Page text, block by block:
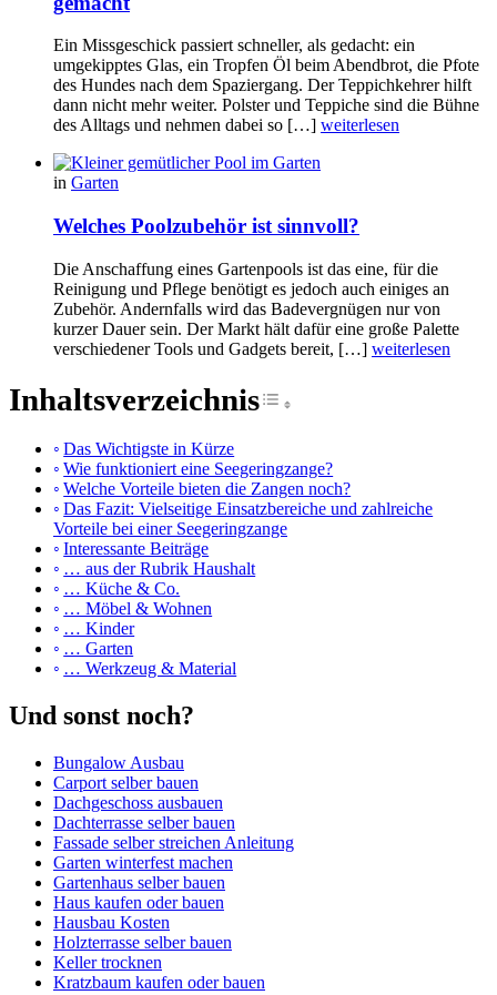
Ein Missgeschick passiert schneller, als gedacht: ein
umgekipptes Glas, ein Tropfen Öl beim Abendbrot, die Pfote
des Hundes nach dem Spaziergang. Der Teppichkehrer hilft
dann nicht mehr weiter. Polster und Teppiche sind die Bühne
des Alltags und nehmen dabei so […] weiterlesen
in Garten
Welches Poolzubehör ist sinnvoll?
Die Anschaffung eines Gartenpools ist das eine, für die
Reinigung und Pflege benötigt es jedoch auch einiges an
Zubehör. Andernfalls wird das Badevergnügen nur von
kurzer Dauer sein. Der Markt hält dafür eine große Palette
verschiedener Tools und Gadgets bereit, […] weiterlesen
InhaltsverzeichnisToggle Table of
Das Wichtigste in Kürze
Wie funktioniert eine Seegeringzange?
Welche Vorteile bieten die Zangen noch?
Das Fazit: Vielseitige Einsatzbereiche und zahlreiche
Vorteile bei einer Seegeringzange
Interessante Beiträge
… aus der Rubrik Haushalt
… Küche & Co.
… Möbel & Wohnen
… Kinder
… Garten
… Werkzeug & Material
Und sonst noch?
Bungalow Ausbau
Carport selber bauen
Dachgeschoss ausbauen
Dachterrasse selber bauen
Fassade selber streichen Anleitung
Garten winterfest machen
Gartenhaus selber bauen
Haus kaufen oder bauen
Hausbau Kosten
Holzterrasse selber bauen
Keller trocknen
Kratzbaum kaufen oder bauen